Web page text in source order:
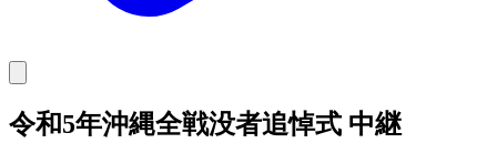
令和5年沖縄全戦没者追悼式 中継